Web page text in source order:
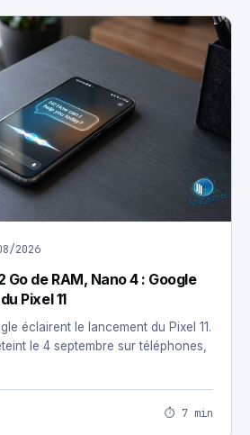
2026
de RAM, Nano 4 : Google
Pixel 11
éclairent le lancement du Pixel 11.
le 4 septembre sur téléphones,
⏱ 7 min